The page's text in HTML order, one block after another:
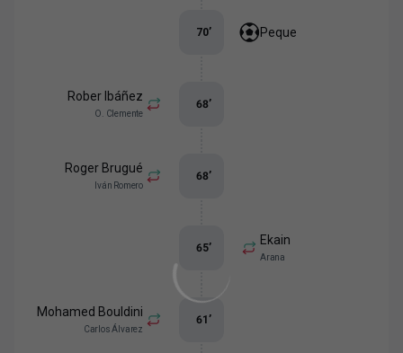
Peque
70’
Rober Ibáñez
O. Clemente
68’
Roger Brugué
Iván Romero
68’
Ekain
Arana
65’
Mohamed Bouldini
Carlos Álvarez
61’